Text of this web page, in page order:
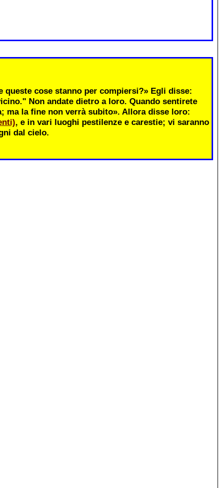
queste cose stanno per compiersi?» Egli disse:
Non andate dietro a loro. Quando sentirete
ma la fine non verrà subito». Allora disse loro:
, e in vari luoghi pestilenze e carestie; vi saranno
dal cielo.